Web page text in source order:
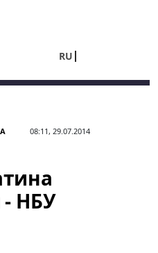
RU
08:11, 29.07.2014
НБУ